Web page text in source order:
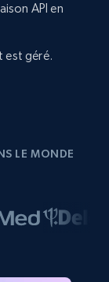
API en
est géré.
LE MONDE